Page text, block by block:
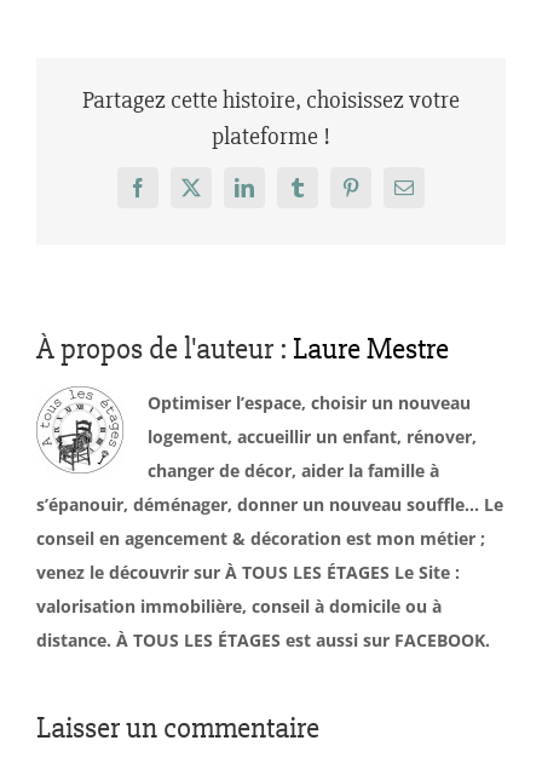
Partagez cette histoire, choisissez votre
plateforme !
Facebook
X LinkedInTumblrPinterestEmail
À propos de l'auteur : Laure Mestre
Optimiser l’espace, choisir un nouveau
logement, accueillir un enfant, rénover,
changer de décor, aider la famille à
s’épanouir, déménager, donner un nouveau souffle… Le
conseil en agencement & décoration est mon métier ;
venez le découvrir sur À TOUS LES ÉTAGES Le Site :
valorisation immobilière, conseil à domicile ou à
distance. À TOUS LES ÉTAGES est aussi sur FACEBOOK.
Laisser un commentaire